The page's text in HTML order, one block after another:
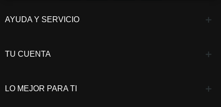
AYUDA Y SERVICIO
TU CUENTA
LO MEJOR PARA TI